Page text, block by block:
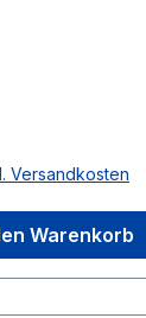
Versandkosten
Warenkorb